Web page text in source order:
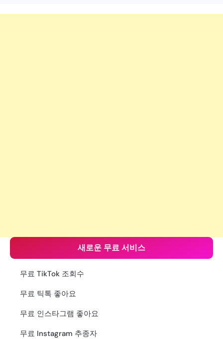
새로운 무료 서비스
무료 TikTok 조회수
무료 틱톡 좋아요
무료 인스타그램 좋아요
무료 Instagram 추종자